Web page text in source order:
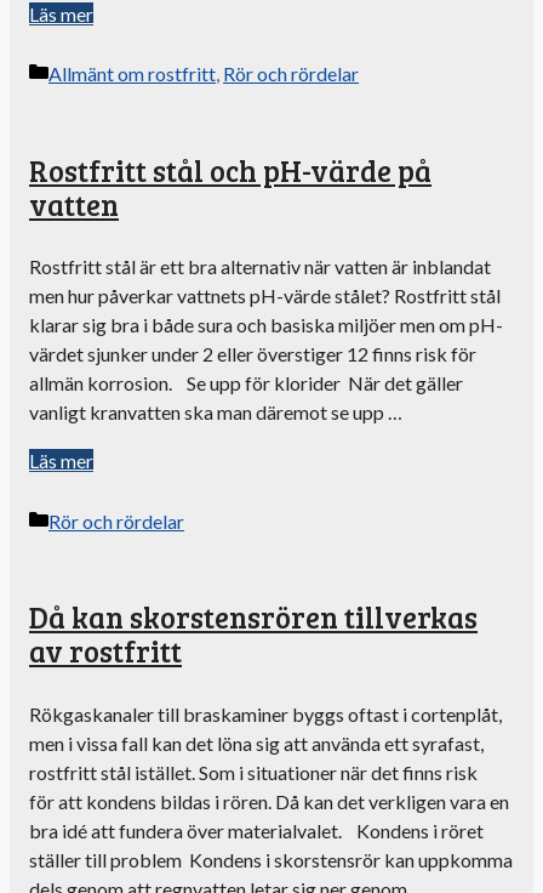
Läs mer
Kategorier
Allmänt om rostfritt, Rör och rördelar
Rostfritt stål och pH-värde på
vatten
Rostfritt stål är ett bra alternativ när vatten är inblandat
men hur påverkar vattnets pH-värde stålet? Rostfritt stål
klarar sig bra i både sura och basiska miljöer men om pH-
värdet sjunker under 2 eller överstiger 12 finns risk för
allmän korrosion. Se upp för klorider När det gäller
vanligt kranvatten ska man däremot se upp …
Läs mer
Kategorier
Rör och rördelar
Då kan skorstensrören tillverkas
av rostfritt
Rökgaskanaler till braskaminer byggs oftast i cortenplåt,
men i vissa fall kan det löna sig att använda ett syrafast,
rostfritt stål istället. Som i situationer när det finns risk
för att kondens bildas i rören. Då kan det verkligen vara en
bra idé att fundera över materialvalet. Kondens i röret
ställer till problem Kondens i skorstensrör kan uppkomma